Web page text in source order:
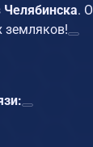
Челябинска.
земляков!